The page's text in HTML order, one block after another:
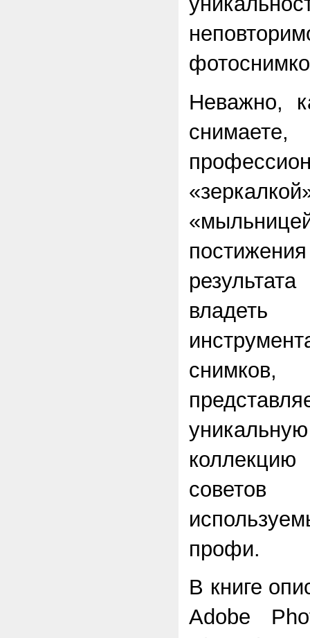
Неважно,
владеть
профи.
В книге
Adobe